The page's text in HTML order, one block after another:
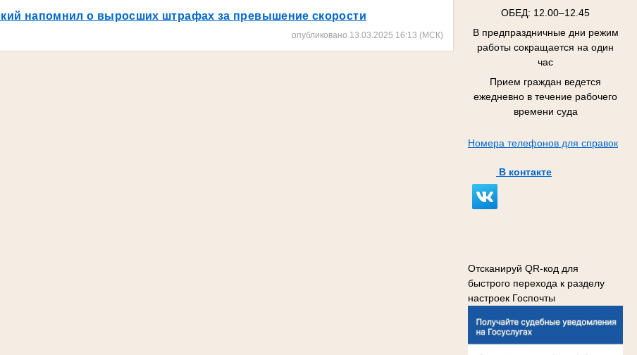
ОБЕД: 12.00–12.45
В предпраздничные дни режим
работы сокращается на один
час
Прием граждан ведется
ежедневно в течение рабочего
времени суда
Номера телефонов для справок
В контакте
Отсканируй QR-код для
быстрого перехода к разделу
настроек Госпочты
напомнил о выросших штрафах за превышение скорости
опубликовано 13.03.2025 16:13 (МСК)